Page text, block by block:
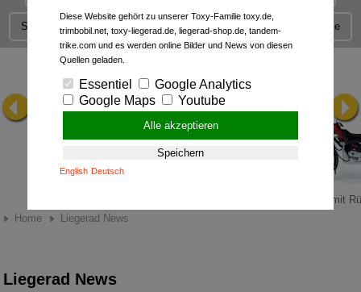
Service Qualität Liegerad News Kontakt Presse
Pedelecs mit
Home
Liegerad News
Liegerad News
Diese Website gehört zu unserer Toxy-Familie toxy.de,
trimbobil.net, toxy-liegerad.de, liegerad-shop.de, tandem-
trike.com und es werden online Bilder und News von diesen
Quellen geladen.
Essentiel
Google Analytics
Google Maps
Youtube
Alle akzeptieren
Speichern
English Deutsch